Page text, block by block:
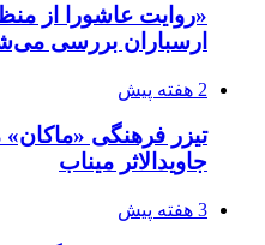
«روایت عاشورا از
ارسباران بررسی
2 هفته پیش
تیزر فرهنگی «ماکان»
جاویدالاثر میناب
3 هفته پیش